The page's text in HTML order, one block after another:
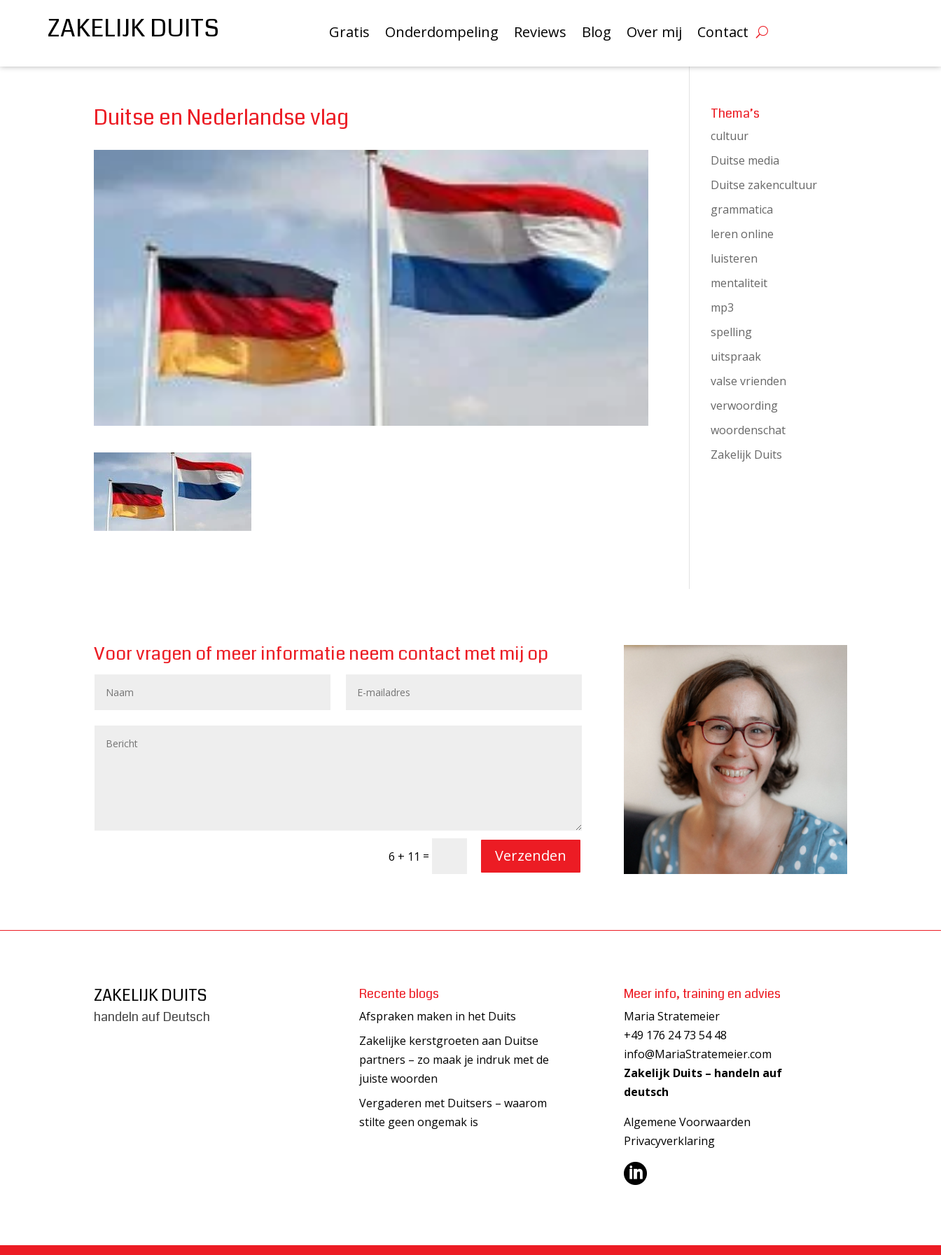
ZAKELIJK DUITS Gratis Onderdompeling Reviews Blog Over mij Contact
Duitse en Nederlandse vlag Thema’s
cultuur
Duitse media
Duitse zakencultuur
grammatica
leren online
luisteren
mentaliteit
mp3
spelling
uitspraak
valse vrienden
verwoording
woordenschat
Zakelijk Duits
Voor vragen of meer informatie neem contact met mij op
6 + 11 = Verzenden
ZAKELIJK DUITS
handeln auf Deutsch
Recente blogs
Afspraken maken in het Duits
Zakelijke kerstgroeten aan Duitse
partners – zo maak je indruk met de
juiste woorden
Vergaderen met Duitsers – waarom
stilte geen ongemak is
Meer info, training en advies
Maria Stratemeier
+49 176 24 73 54 48
info@MariaStratemeier.com
Zakelijk Duits – handeln auf
deutsch
Algemene Voorwaarden
Privacyverklaring
